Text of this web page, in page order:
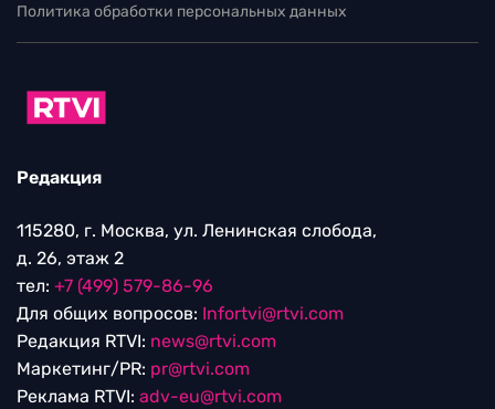
Политика обработки персональных данных
Редакция
115280, г. Москва, ул. Ленинская слобода,
д. 26, этаж 2
тел: +7 (499) 579-86-96
Для общих вопросов: Infortvi@rtvi.com
Редакция RTVI: news@rtvi.com
Маркетинг/PR: pr@rtvi.com
Реклама RTVI: adv-eu@rtvi.com